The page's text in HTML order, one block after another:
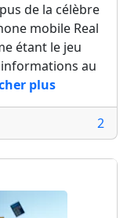
de la célèbre
mobile Real
étant le jeu
informations au
plus
2